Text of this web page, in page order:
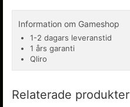
Information om Gameshop
1-2 dagars leveranstid
1 års garanti
Qliro
Relaterade produkter